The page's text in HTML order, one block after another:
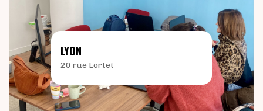
LYON
20 rue Lortet